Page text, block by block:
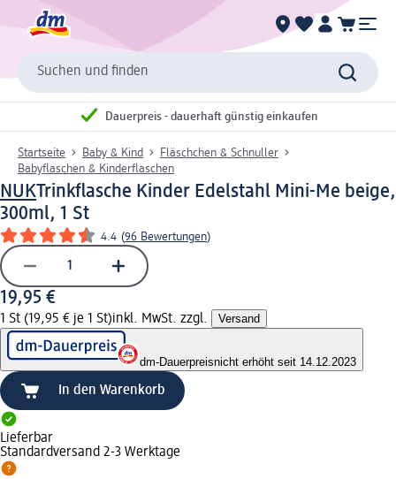
Suchen und finden
Dauerpreis - dauerhaft günstig einkaufen
Startseite Baby & Kind
Fläschchen & Schnuller
Babyflaschen & Kinderflaschen
NUKTrinkflasche Kinder Edelstahl Mini-Me beige,
300ml, 1 St
4.4 (96 Bewertungen)
19,95 €
1 St (19,95 € je 1 St)inkl. MwSt. zzgl. Versand
dm-Dauerpreisnicht erhöht seit 14.12.2023
In den Warenkorb
Lieferbar
Standardversand 2-3 Werktage